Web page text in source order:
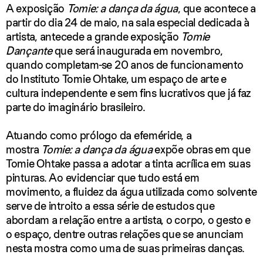
A exposição Tomie: a dança da água, que acontece a
partir do dia 24 de maio, na sala especial dedicada à
artista, antecede a grande exposição Tomie
Dançanteque será inaugurada em novembro,
quando completam-se 20 anos de funcionamento
do Instituto Tomie Ohtake, um espaço de arte e
cultura independente e sem fins lucrativos que já faz
parte do imaginário brasileiro.
Atuando como prólogo da efeméride, a
mostra Tomie: a dança da águaexpõe obras em que
Tomie Ohtake passa a adotar a tinta acrílica em suas
pinturas. Ao evidenciar que tudo está em
movimento, a fluidez da água utilizada como solvente
serve de introito a essa série de estudos que
abordam a relação entre a artista, o corpo, o gesto e
o espaço, dentre outras relações que se anunciam
nesta mostra como uma de suas primeiras danças.